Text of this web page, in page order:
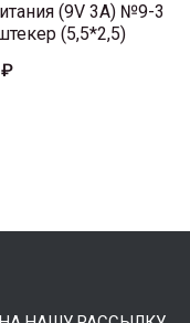
(9V 3A) №9-3
(5,5*2,5)